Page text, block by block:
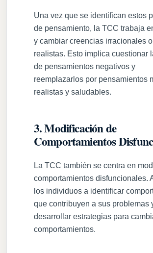
Una vez que se identifican estos
de pensamiento, la TCC trabaja
y cambiar creencias irracionales
realistas. Esto implica cuestionar
de pensamientos negativos y
reemplazarlos por pensamientos
realistas y saludables.
3. Modificación de
Comportamientos
La TCC también se centra en
comportamientos disfuncionales.
los individuos a identificar
que contribuyen a sus problemas
desarrollar estrategias para
comportamientos.